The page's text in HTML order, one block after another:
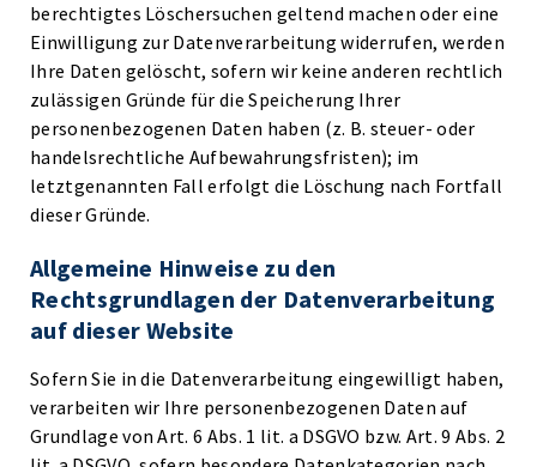
berechtigtes Löschersuchen geltend machen oder eine
Einwilligung zur Datenverarbeitung widerrufen, werden
Ihre Daten gelöscht, sofern wir keine anderen rechtlich
zulässigen Gründe für die Speicherung Ihrer
personenbezogenen Daten haben (z. B. steuer- oder
handelsrechtliche Aufbewahrungsfristen); im
letztgenannten Fall erfolgt die Löschung nach Fortfall
dieser Gründe.
Allgemeine Hinweise zu den
Rechtsgrundlagen der Datenverarbeitung
auf dieser Website
Sofern Sie in die Datenverarbeitung eingewilligt haben,
verarbeiten wir Ihre personenbezogenen Daten auf
Grundlage von Art. 6 Abs. 1 lit. a DSGVO bzw. Art. 9 Abs. 2